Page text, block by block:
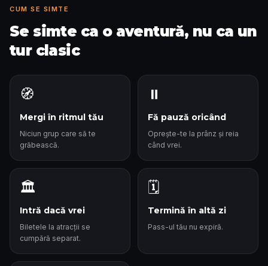
CUM SE SIMTE
Se simte ca o aventură, nu ca un
tur clasic
🧭
Mergi în ritmul tău
Niciun grup care să te
grăbească.
⏸️
Fă pauză oricând
Oprește-te la prânz și reia
când vrei.
🏛️
Intră dacă vrei
Biletele la atracții se
cumpără separat.
🗓️
Termină în altă zi
Pass-ul tău nu expiră.